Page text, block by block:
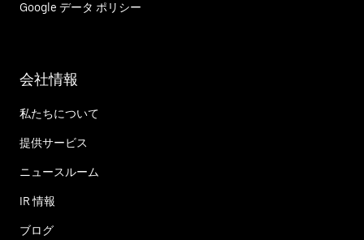
Google データ ポリシー
会社情報
私たちについて
提供サービス
ニュースルーム
IR 情報
ブログ